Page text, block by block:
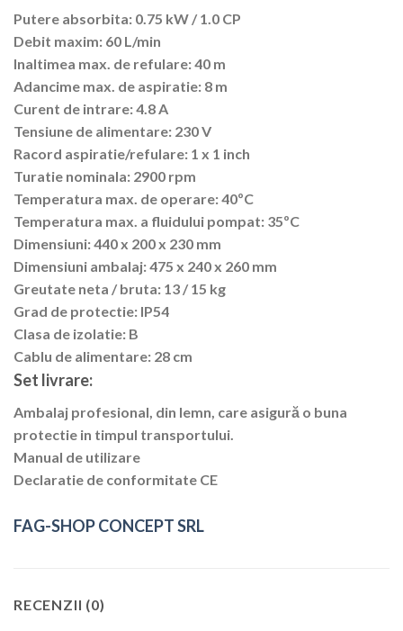
Putere absorbita: 0.75 kW / 1.0 CP
Debit maxim: 60 L/min
Inaltimea max. de refulare: 40 m
Adancime max. de aspiratie: 8 m
Curent de intrare: 4.8 A
Tensiune de alimentare: 230 V
Racord aspiratie/refulare: 1 x 1 inch
Turatie nominala: 2900 rpm
Temperatura max. de operare: 40ºC
Temperatura max. a fluidului pompat: 35ºC
Dimensiuni: 440 x 200 x 230 mm
Dimensiuni ambalaj: 475 x 240 x 260 mm
Greutate neta / bruta: 13 / 15 kg
Grad de protectie: IP54
Clasa de izolatie: B
Cablu de alimentare: 28 cm
Set livrare:
Ambalaj profesional, din lemn, care asigură o buna
protectie in timpul transportului.
Manual de utilizare
Declaratie de conformitate CE
FAG-SHOP CONCEPT SRL
RECENZII (0)